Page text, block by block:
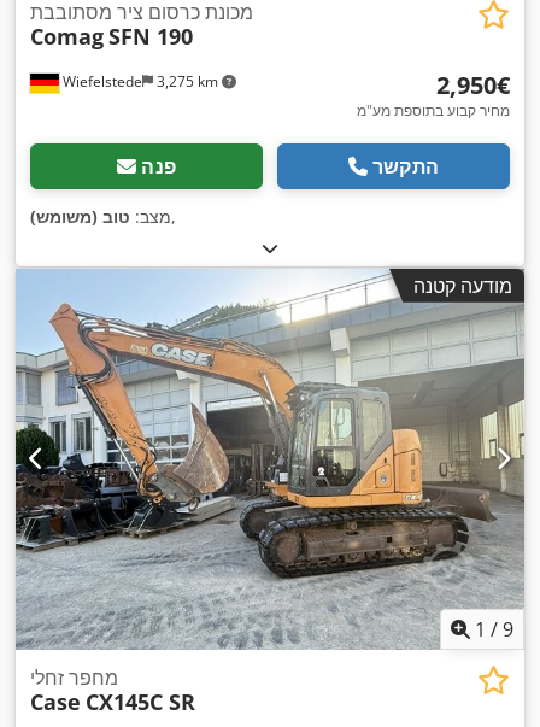
Wiefelstede 3,275 km
מכונת כרסום ציר מסתובבת
ComagSFN 190
‏2,950 ‏€
מחיר קבוע בתוספת מע"מ
פנה התקשר
מצב: טוב (משומש) ,
מודעה קטנה
1 /9
מחפר זחלי
Case CX145C SR